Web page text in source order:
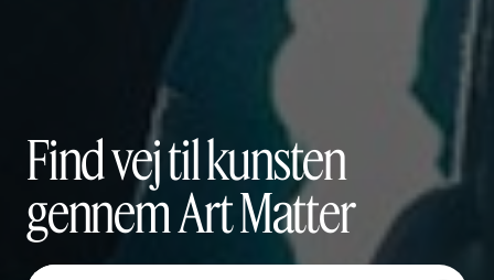
Find vej til kunsten
gennem Art Matter
Unge kunstnerstemmer: Yi
Ten Lai Fernández